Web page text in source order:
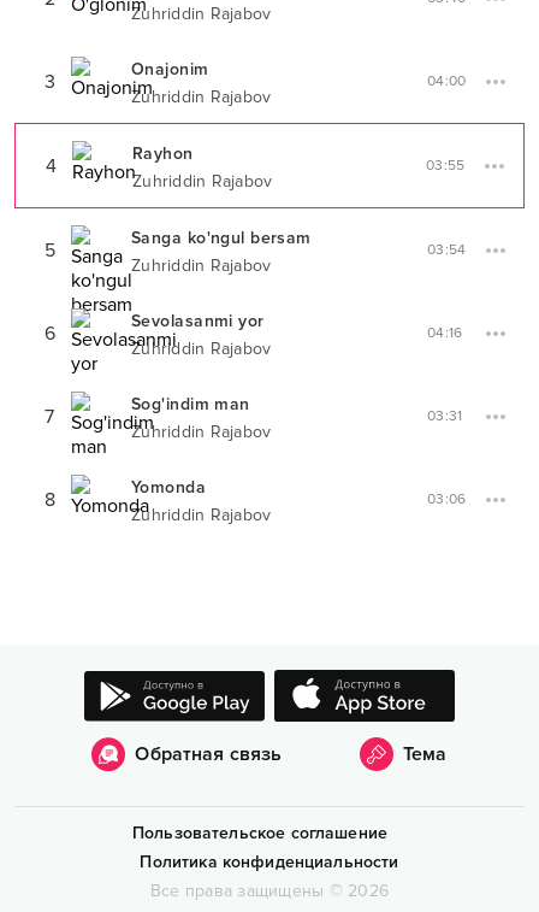
Zuhriddin Rajabov
3
Onajonim
Zuhriddin Rajabov
04:00
4
Rayhon
Zuhriddin Rajabov
03:55
5
Sanga ko'ngul bersam
Zuhriddin Rajabov
03:54
6
Sevolasanmi yor
Zuhriddin Rajabov
04:16
7
Sog'indim man
Zuhriddin Rajabov
03:31
8
Yomonda
Zuhriddin Rajabov
03:06
Обратная связь Тема
Пользовательское соглашение
Политика конфиденциальности
Все права защищены © 2026